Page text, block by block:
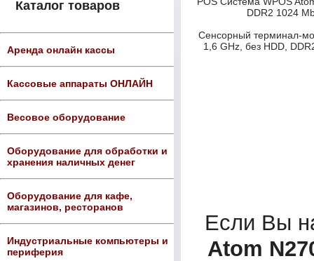
Каталог товаров
Аренда онлайн кассы
Кассовые аппараты ОНЛАЙН
Весовое оборудование
Оборудование для обработки и
хранения наличных денег
Оборудование для кафе,
магазинов, ресторанов
Индустриальные компьютеры и
периферия
DDR2 1024
Сенсорный терминал-
1,6 GHz, без HDD,
Если Вы
Atom